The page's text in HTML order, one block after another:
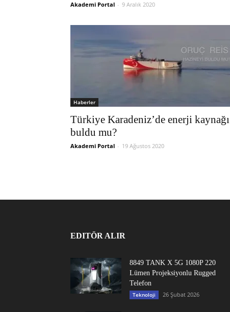
Akademi Portal - 9 Aralık 2020
Haberler
Türkiye Karadeniz’de enerji kaynağı
buldu mu?
Akademi Portal - 19 Ağustos 2020
EDITÖR ALIR
8849 TANK X 5G 1080P 220
Lümen Projeksiyonlu Rugged
Telefon
Teknoloji 26 Şubat 2026